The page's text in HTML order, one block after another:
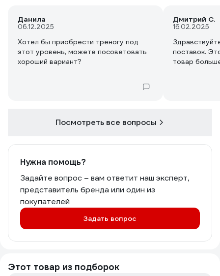
Данила
06.12.2025
Хотел бы приобрести треногу под
этот уровень, можете посоветовать
хороший вариант?
Дмитрий С.
16.02.2025
поставок.
товар
Посмотреть все вопросы
Нужна помощь?
Задайте вопрос – вам ответит наш эксперт,
представитель бренда или один из
покупателей
Задать вопрос
Этот товар из подборок